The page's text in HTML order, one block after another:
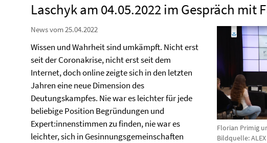
Laschyk am 04.05.2022 im Gespräch mit
Florian Primig
Bildquelle:
News vom 25.04.2022
Wissen und Wahrheit sind umkämpft. Nicht erst
seit der Coronakrise, nicht erst seit dem
Internet, doch online zeigte sich in den letzten
Jahren eine neue Dimension des
Deutungskampfes. Nie war es leichter für jede
beliebige Position Begründungen und
Expert:innenstimmen zu finden, nie war es
leichter, sich in Gesinnungsgemeinschaften